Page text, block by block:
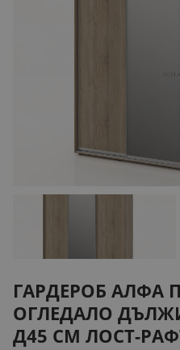
ГАРДЕРОБ АЛФА
ОГЛЕДАЛО
Д45 СМ ЛОСТ-